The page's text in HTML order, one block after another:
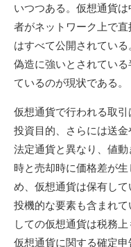
いつつある。仮想通貨
者がネットワーク上で
はすべて公開されている
偽造に強いとされてい
ているのが現状である。
仮想通貨で行われる取
投資目的、さらには送金
法定通貨と異なり、値
時と売却時に価格差が
め、仮想通貨は保有して
投機的な要素も含まれ
しての仮想通貨は税務
仮想通貨に関する確定